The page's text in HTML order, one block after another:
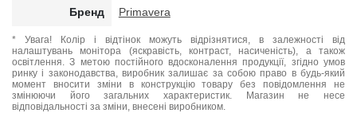
Бренд Primavera
* Увага! Колір і відтінок можуть відрізнятися, в залежності від
налаштувань монітора (яскравість, контраст, насиченість), а також
освітлення. З метою постійного вдосконалення продукції, згідно умов
ринку і законодавства, виробник залишає за собою право в будь-який
момент вносити зміни в конструкцію товару без повідомлення не
змінюючи його загальних характеристик. Магазин не несе
відповідальності за зміни, внесені виробником.